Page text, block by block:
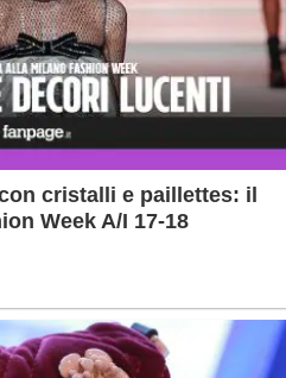
cristalli e paillettes: il
Week A/I 17-18